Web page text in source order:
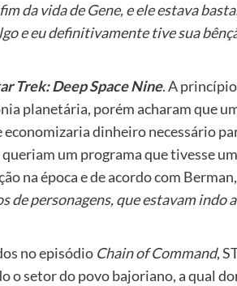
da vida de Gene, e ele estava
e eu definitivamente tive sua
Trek: Deep Space Nine. A
planetária, porém acharam que
dinheiro necessário
um programa que tivesse
na época e de acordo com Berman,
personagens, que estavam indo
no episódio Chain of Command,
o setor do povo bajoriano, a qual